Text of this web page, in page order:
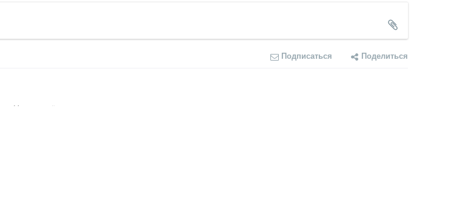
Подписаться Поделиться
Никто ещё не оставил комментариев, станьте первым.